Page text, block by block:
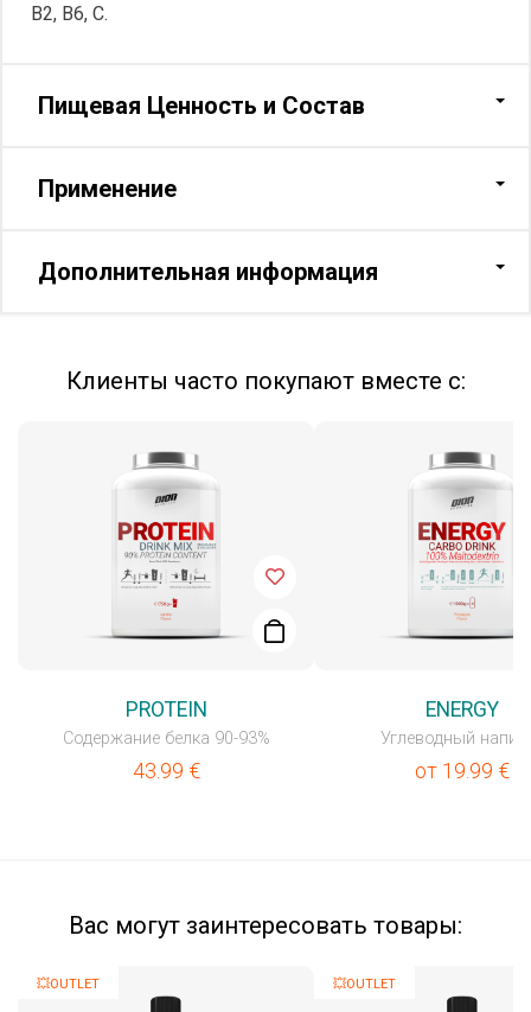
B2, B6, C.
Пищевая Ценность и Состав
Применение
Дополнительная информация
Клиенты часто покупают вместе с:
PROTEIN
Содержание белка 90-93%
43.99 €
ENERGY
Углеводный
от 19.99 €
Вас могут заинтересовать товары:
💥OUTLET 💥OUTLET